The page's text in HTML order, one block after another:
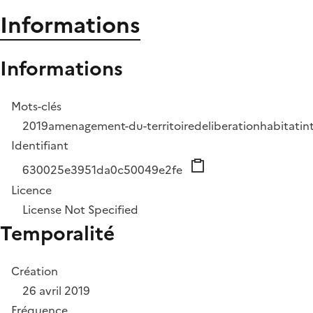
Informations
Informations
Mots-clés
2019amenagement-du-territoiredeliberationhabitat
Identifiant
630025e3951da0c50049e2fe
Licence
License Not Specified
Temporalité
Création
26 avril 2019